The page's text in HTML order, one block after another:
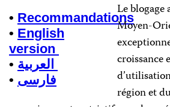
• Recommandations
• English
version
•
• فارسى
Le blogage
Moyen-
croissance
région et